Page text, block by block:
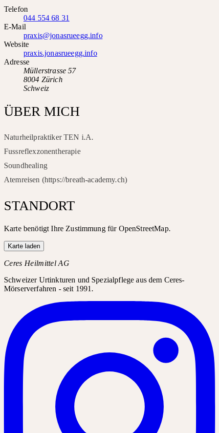
Telefon
044 554 68 31
E-Mail
praxis@jonasrueegg.info
Website
praxis.jonasrueegg.info
Adresse
Müllerstrasse 57
8004 Zürich
Schweiz
ÜBER MICH
Naturheilpraktiker TEN i.A.
Fussreflexzonentherapie
Soundhealing
Atemreisen (https://breath-academy.ch)
STANDORT
Karte benötigt Ihre Zustimmung für OpenStreetMap.
Karte laden
Ceres Heilmittel AG
Schweizer Urtinkturen und Spezialpflege aus dem Ceres-
Mörserverfahren - seit 1991.